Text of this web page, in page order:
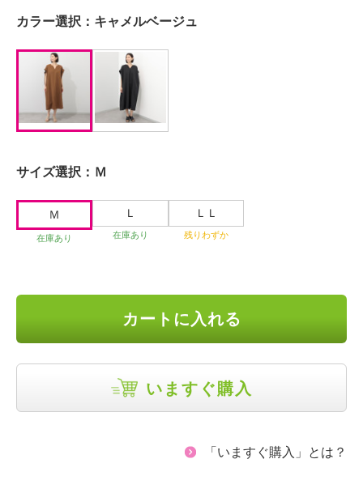
カラー選択： キャメルベージュ
サイズ選択： Ｍ
Ｍ
在庫あり
Ｌ
在庫あり
ＬＬ
残りわずか
カートに入れる
いますぐ購入
「いますぐ購入」とは？